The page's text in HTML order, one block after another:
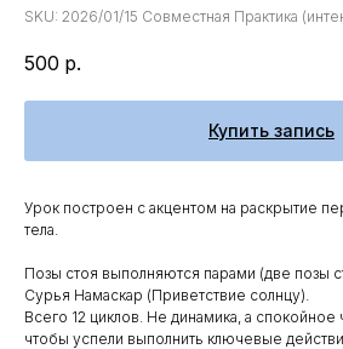
SKU: 2026/01/15 Совместная Практика
500 р.
Купить запись
Урок построен с акцентом на раскрытие
тела.
Позы стоя выполняются парами (две позы
Сурья Намаскар (Приветствие солнцу).
Всего 12 циклов. Не динамика, а спокойное
чтобы успели выполнить ключевые